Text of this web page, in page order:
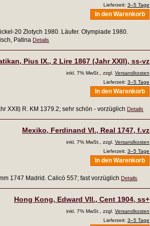
Lieferzeit: 3–5 Tage
In den Warenkorb
20 Zlotych 1980. Läufer. Olympiade 1980.
Patina Details
Pius IX., 2 Lire 1867 (Jahr XXII), ss-vz
inkl. 7% MwSt., zzgl. Versandkosten
Lieferzeit: 3–5 Tage
In den Warenkorb
XXII) R. KM 1379.2; sehr schön - vorzüglich Details
Mexiko, Ferdinand VI., Real 1747, f.vz
inkl. 7% MwSt., zzgl. Versandkosten
Lieferzeit: 3–5 Tage
In den Warenkorb
1747 Madrid. Calicó 557; fast vorzüglich Details
Hong Kong, Edward VII., Cent 1904, ss+
inkl. 7% MwSt., zzgl. Versandkosten
Lieferzeit: 3–5 Tage